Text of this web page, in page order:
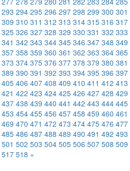
293 294 295 296 297 298 299 300 301
309 310 311 312 313 314 315 316 317
325 326 327 328 329 330 331 332 333
341 342 343 344 345 346 347 348 349
357 358 359 360 361 362 363 364 365
373 374 375 376 377 378 379 380 381
389 390 391 392 393 394 395 396 397
405 406 407 408 409 410 411 412 413
421 422 423 424 425 426 427 428 429
437 438 439 440 441 442 443 444 445
453 454 455 456 457 458 459 460 461
469 470 471 472 473 474 475 476 477
485 486 487 488 489 490 491 492 493
501 502 503 504 505 506 507 508 509
517 518 »